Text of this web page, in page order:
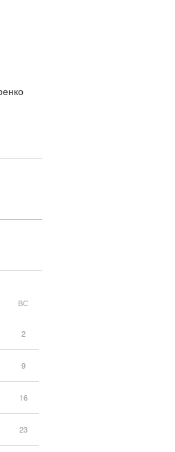
ВС
2
9
16
23